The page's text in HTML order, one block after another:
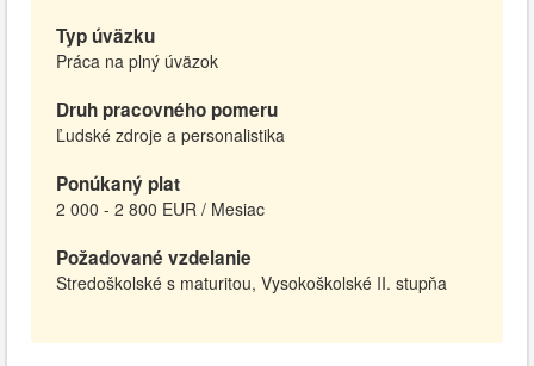
Typ úväzku
Práca na plný úväzok
Druh pracovného pomeru
Ľudské zdroje a personalistika
Ponúkaný plat
2 000 - 2 800 EUR / Mesiac
Požadované vzdelanie
Stredoškolské s maturitou, Vysokoškolské II. stupňa